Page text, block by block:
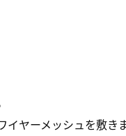
ヤーメッシュを敷き